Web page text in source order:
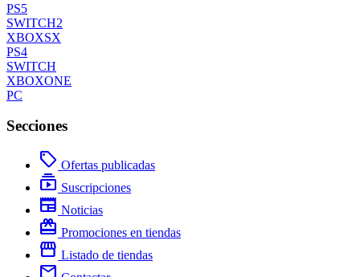
PS5
SWITCH2
XBOXSX
PS4
SWITCH
XBOXONE
PC
Secciones
local_offer Ofertas publicadas
subscriptions Suscripciones
newspaper Noticias
redeem Promociones en tiendas
storefront Listado de tiendas
mail